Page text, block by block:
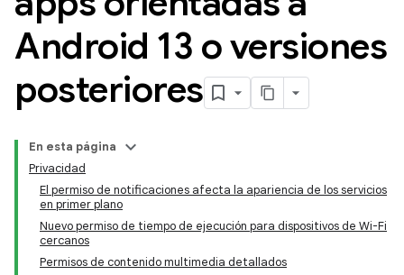
Android 13 o versiones
posteriores
En esta página
Privacidad
El permiso de notificaciones afecta la apariencia de los servicios
en primer plano
Nuevo permiso de tiempo de ejecución para dispositivos de Wi-Fi
cercanos
Permisos de contenido multimedia detallados